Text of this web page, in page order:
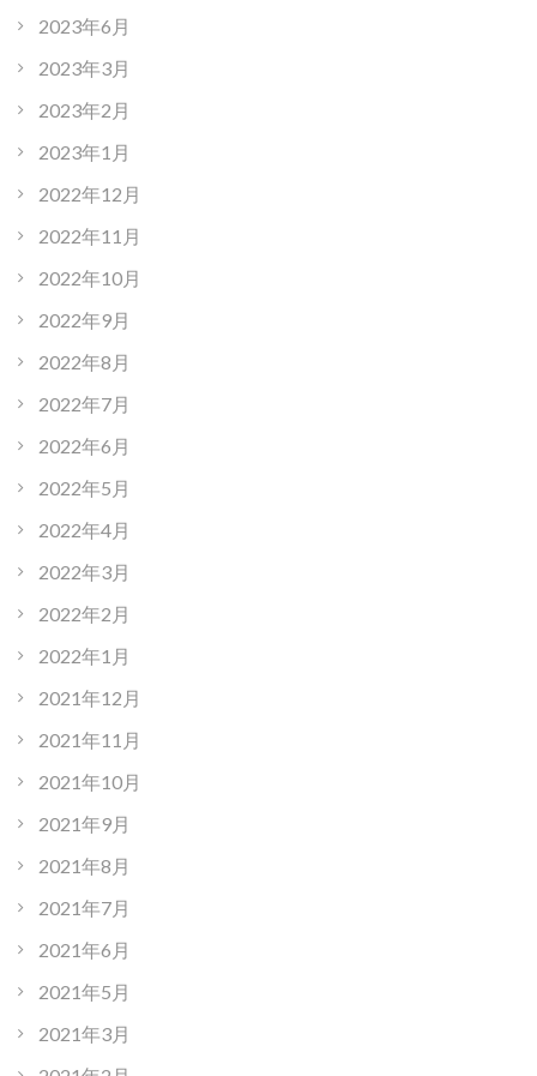
2023年6月
2023年3月
2023年2月
2023年1月
2022年12月
2022年11月
2022年10月
2022年9月
2022年8月
2022年7月
2022年6月
2022年5月
2022年4月
2022年3月
2022年2月
2022年1月
2021年12月
2021年11月
2021年10月
2021年9月
2021年8月
2021年7月
2021年6月
2021年5月
2021年3月